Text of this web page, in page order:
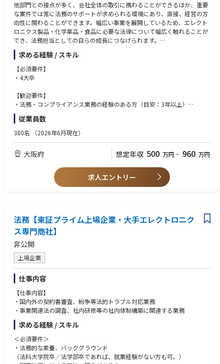
他部門との接点が多く、会社全体の取引に携わることができるほか、重要
な案件では常に法務のサポートが求められる環境にあり、直接、経営の方
向性に関わることができます。幅広い事業を展開しているため、エレクト
ロニクス製品・化学薬品・食品に必要な法律について幅広く触れることが
でき、法務担当としての自らの成⾧につなげられます。
■詳細な業務内容
・契約書レビュー・作成（国内：海外＝7：3）
・法律相談・係争対応
・知的財産管理
各種知的財産権の出願、登録、管理
デューデリジェンス、契約交渉、PMIにおけるプロジェクトマネジメン
ト等
・行政機関・各種届出申請対応
・社内コンプライアンス・ガバナンス体制の構築
社内規程の策定・管理、国内外関連会社に対する研修実施
※ご経験に伴いお任せする業務内容は異なります。
求める経験 / スキル
【必須要件】
・4大卒
【歓迎要件】
・法務・コンプライアンス業務の経験のある方（目安：3年以上）
・英文契約書レビュー・作成の経験がある方
・商社勤務の経験がある方
従業員数
380名 （2026年6月現在）
大阪府 想定年収 500 万円 ~ 960 万円
求人エントリー
法務【東証プライム上場企業・大手エレクトロニク
ス専門商社】
非公開
上場企業
仕事内容
【仕事内容】
・国内外の契約書審査、紛争等法的トラブル対応業務
・事業関連法の調査、社内研修等の社内体制構築に関連する業務
求める経験 / スキル
＜必須要件＞
・法務的な素養、バックグラウンド
（法科大学院卒／法学部卒であれば、就業経験がない方も可。）